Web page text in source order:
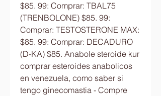
$85. 99: Comprar: TBAL75
(TRENBOLONE) $85. 99:
Comprar: TESTOSTERONE MAX:
$85. 99: Comprar: DECADURO
(D-KA) $85. Anabole steroide kur
comprar esteroides anabolicos
en venezuela, como saber si
tengo ginecomastia - Compre